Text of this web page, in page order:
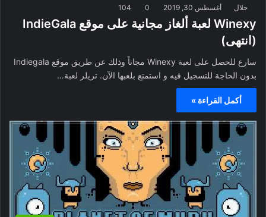
جلال أغسطس 30, 2019 0
104
Winexy لعبة ألغاز مجانية على موقع IndieGala
(انتهى)
سارع للحصل على لعبة Winexy مجاناً وذلك عن طريق موقع Indiegala
بدون الحاجة للتسجيل فيه و استمتع بلعبها الآن. تريلر لعبة…
أكمل القراءة »